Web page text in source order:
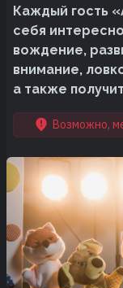
Каждый гость
себя
вождение,
внимание,
а также
Возможно,